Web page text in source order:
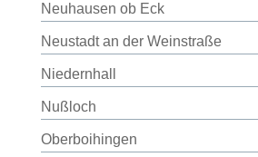
Neuhausen ob Eck
Neustadt an der Weinstraße
Niedernhall
Nußloch
Oberboihingen